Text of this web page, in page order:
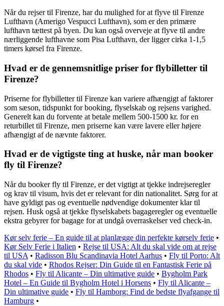
Når du rejser til Firenze, har du mulighed for at flyve til Firenze
Lufthavn (Amerigo Vespucci Lufthavn), som er den primære
lufthavn tættest på byen. Du kan også overveje at flyve til andre
nærliggende lufthavne som Pisa Lufthavn, der ligger cirka 1-1,5
timers kørsel fra Firenze.
Hvad er de gennemsnitlige priser for flybilletter til
Firenze?
Priserne for flybilletter til Firenze kan variere afhængigt af faktorer
som sæson, tidspunkt for booking, flyselskab og rejsens varighed.
Generelt kan du forvente at betale mellem 500-1500 kr. for en
returbillet til Firenze, men priserne kan være lavere eller højere
afhængigt af de nævnte faktorer.
Hvad er de vigtigste ting at huske, når man booker
fly til Firenze?
Når du booker fly til Firenze, er det vigtigt at tjekke indrejseregler
og krav til visum, hvis det er relevant for din nationalitet. Sørg for at
have gyldigt pas og eventuelle nødvendige dokumenter klar til
rejsen. Husk også at tjekke flyselskabets bagageregler og eventuelle
ekstra gebyrer for bagage for at undgå overraskelser ved check-in.
Kør selv ferie – En guide til at planlægge din perfekte kørselv ferie •
Kør Selv Ferie i Italien • Rejse til USA: Alt du skal vide om at rejse
til USA • Radisson Blu Scandinavia Hotel Aarhus • Fly til Porto: Alt
du skal vide • Rhodos Rejser: Din Guide til en Fantastisk Ferie på
Rhodos • Fly til Alicante – Din ultimative guide • Bygholm Park
Hotel – En Guide til Bygholm Hotel i Horsens • Fly til Alicante –
Din ultimative guide • Fly til Hamborg: Find de bedste flyafgange til
Hamburg •